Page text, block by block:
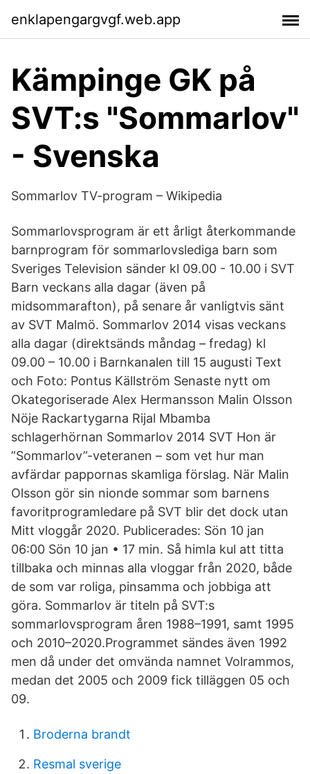
enklapengargvgf.web.app
Kämpinge GK på
SVT:s "Sommarlov"
- Svenska
Sommarlov TV-program – Wikipedia
Sommarlovsprogram är ett årligt återkommande
barnprogram för sommarlovslediga barn som
Sveriges Television sänder kl 09.00 - 10.00 i SVT
Barn veckans alla dagar (även på
midsommarafton), på senare år vanligtvis sänt
av SVT Malmö. Sommarlov 2014 visas veckans
alla dagar (direktsänds måndag – fredag) kl
09.00 – 10.00 i Barnkanalen till 15 augusti Text
och Foto: Pontus Källström Senaste nytt om
Okategoriserade Alex Hermansson Malin Olsson
Nöje Rackartygarna Rijal Mbamba
schlagerhörnan Sommarlov 2014 SVT Hon är
”Sommarlov”-veteranen – som vet hur man
avfärdar pappornas skamliga förslag. När Malin
Olsson gör sin nionde sommar som barnens
favoritprogramledare på SVT blir det dock utan
Mitt vloggår 2020. Publicerades: Sön 10 jan
06:00 Sön 10 jan • 17 min. Så himla kul att titta
tillbaka och minnas alla vloggar från 2020, både
de som var roliga, pinsamma och jobbiga att
göra. Sommarlov är titeln på SVT:s
sommarlovsprogram åren 1988–1991, samt 1995
och 2010–2020.Programmet sändes även 1992
men då under det omvända namnet Volrammos,
medan det 2005 och 2009 fick tilläggen 05 och
09.
Broderna brandt
Resmal sverige